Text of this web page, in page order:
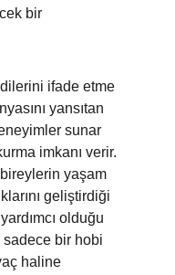
bir
ifade etme
yansıtan
sunar
imkanı verir.
yaşam
geliştirdiği
olduğu
bir hobi
haline